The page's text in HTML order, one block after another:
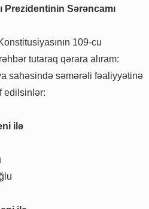
Prezidentinin Sərəncamı
109-cu
tutaraq qərara alıram:
sahəsində səmərəli fəaliyyətinə
edilsinlər:
ilə